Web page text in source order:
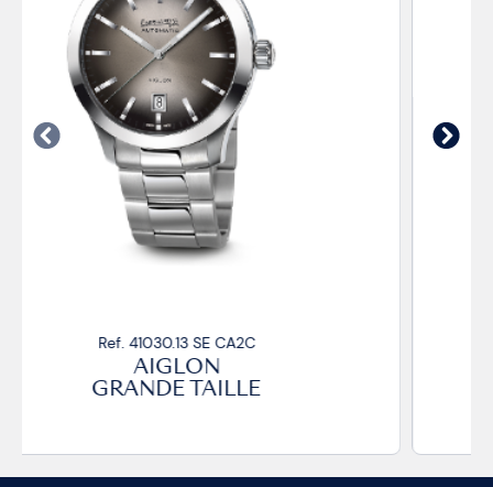
Ref. 41030.31 SE CA2C
AIGLON GRANDE TAILLE